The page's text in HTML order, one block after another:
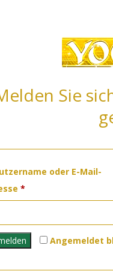
Sie
oder E-Mail-
*Erforderlich
Angemeldet